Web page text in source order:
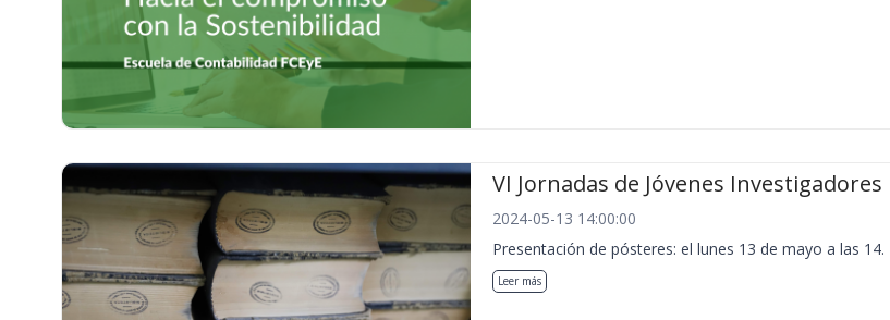
VI Jornadas de Jóvenes Investigadores
2024-05-13 14:00:00
Presentación de pósteres: el lunes 13 de mayo a las 14.
Leer más